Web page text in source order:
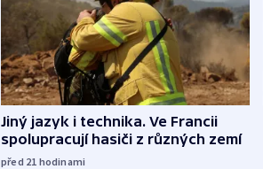
Jiný jazyk i technika. Ve Francii
spolupracují hasiči z různých zemí
před 21 hodinami